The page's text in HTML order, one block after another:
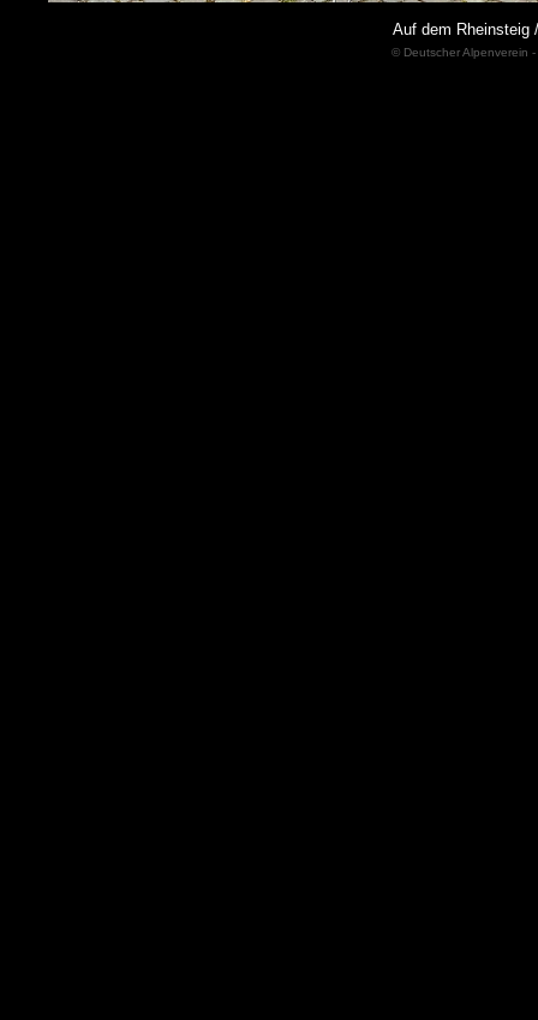
Auf dem Rheinsteig
© Deutscher Alpenverein